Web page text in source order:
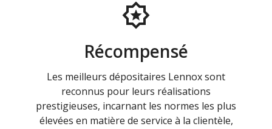
Récompensé
Les meilleurs dépositaires Lennox sont
reconnus pour leurs réalisations
prestigieuses, incarnant les normes les plus
élevées en matière de service à la clientèle,